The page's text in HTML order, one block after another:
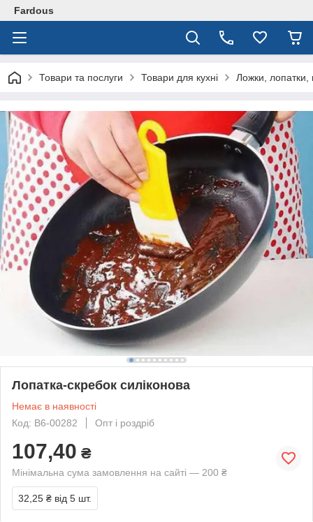
Fardous
Товари та послуги Товари для кухні Ложки, лопатки,
Лопатка-скребок силіконова
Немає в наявності
Код: В6-00282
Опт і роздріб
107,40 ₴
Мінімальна сума замовлення на сайті — 200 ₴
32,25 ₴ від 5 шт.